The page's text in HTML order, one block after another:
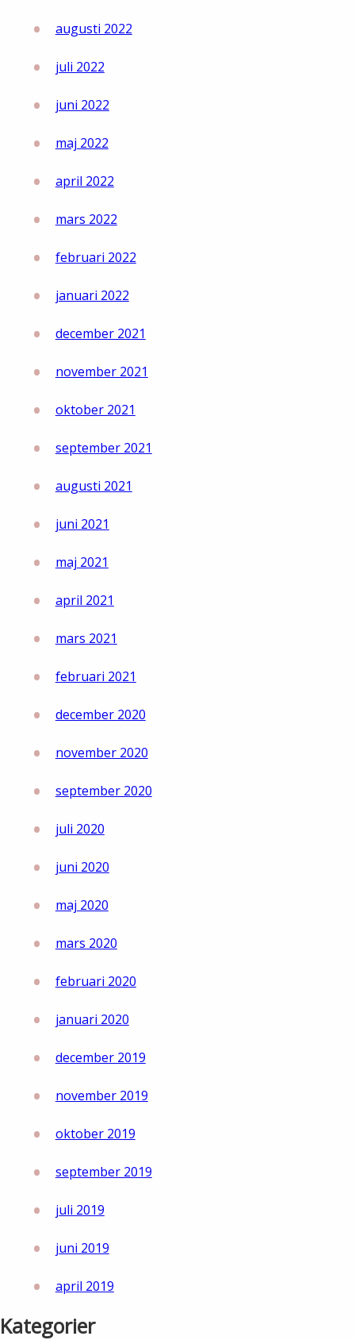
augusti 2022
juli 2022
juni 2022
maj 2022
april 2022
mars 2022
februari 2022
januari 2022
december 2021
november 2021
oktober 2021
september 2021
augusti 2021
juni 2021
maj 2021
april 2021
mars 2021
februari 2021
december 2020
november 2020
september 2020
juli 2020
juni 2020
maj 2020
mars 2020
februari 2020
januari 2020
december 2019
november 2019
oktober 2019
september 2019
juli 2019
juni 2019
april 2019
Kategorier